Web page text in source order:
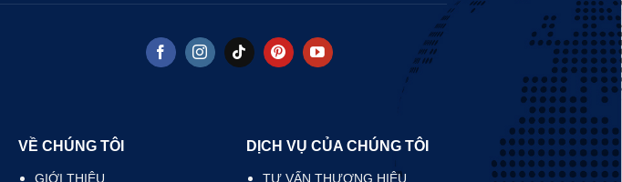
VỀ CHÚNG TÔI
GIỚI THIỆU
DỊCH VỤ CỦA CHÚNG TÔI
TƯ VẤN THƯƠNG HIỆU